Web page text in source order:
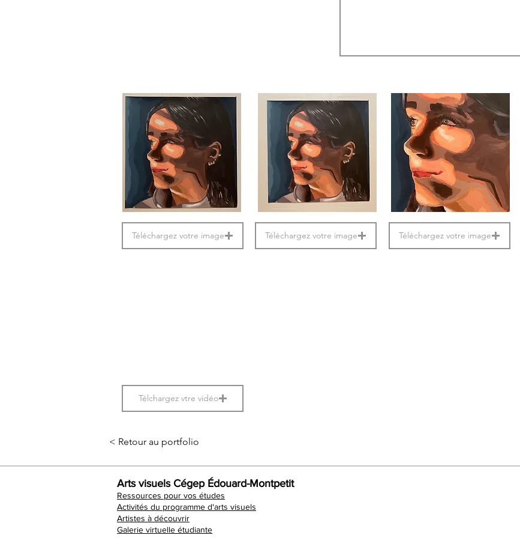
Téléchargez votre image Téléchargez votre image Téléchargez votre image
Télchargez vtre vidéo
< Retour au portfolio
Arts visuels Cégep Édouard-Montpetit
Ressources pour vos études
Activités du programme d'arts visuels
Artistes à découvrir
Galerie virtuelle étudiante